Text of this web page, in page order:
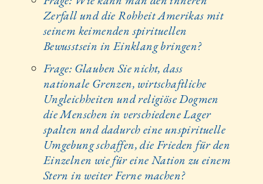
Zerfall und die Rohheit Amerikas mit
seinem keimenden spirituellen
Bewusstsein in Einklang bringen?
Frage: Glauben Sie nicht, dass
nationale Grenzen, wirtschaftliche
Ungleichheiten und religiöse Dogmen
die Menschen in verschiedene Lager
spalten und dadurch eine unspirituelle
Umgebung schaffen, die Frieden für den
Einzelnen wie für eine Nation zu einem
Stern in weiter Ferne machen?